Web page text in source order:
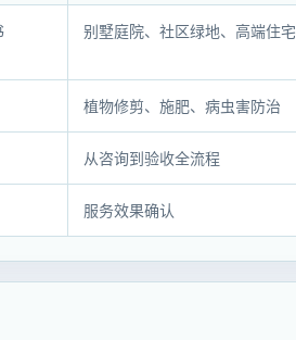
别墅庭院、社区绿地、高端住宅
植物修剪、施肥、病虫害防治
从咨询到验收全流程
服务效果确认